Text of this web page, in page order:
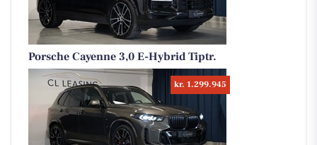
Porsche Cayenne 3,0 E-Hybrid Tiptr.
kr. 1.299.945